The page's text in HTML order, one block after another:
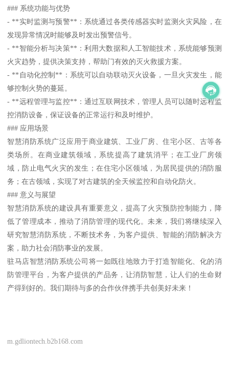
### 系统功能与优势
- **实时监测与预警**：系统通过各类传感器实时监测火灾风险，在
发现异常情况时能够及时发出预警信号。
- **智能分析与决策**：利用大数据和人工智能技术，系统能够预测
火灾趋势，提供决策支持，帮助门有效的灭火救援方案。
- **自动化控制**：系统可以自动联动灭火设备，一旦火灾发生，能
够控制火势的蔓延。
- **远程管理与监控**：通过互联网技术，管理人员可以随时远程监
控消防设备，保证设备的正常运行和及时维护。
### 应用场景
智慧消防系统广泛应用于商业建筑、工业厂房、住宅小区、古等各
类场所。在商业建筑领域，系统提高了建筑消平；在工业厂房领
域，防止电气火灾的发生；在住宅小区领域，为居民提供的消防服
务；在古领域，实现了对古建筑的全天候监控和自动化防火。
### 意义与展望
智慧消防系统的建设具有重要意义，提高了火灾预防控制能力，降
低了管理成本，推动了消防管理的现代化。未来，我们将继续深入
研究智慧消防系统，不断技术务，为客户提供、智能的消防解决方
案，助力社会消防事业的发展。
驻马店智慧消防系统公司将一如既往地致力于打造智能化、化的消
防管理平台，为客户提供的产品务，让消防智慧，让人们的生命财
产得到好的。我们期待与多的合作伙伴携手共创美好未来！
m.gdliontech.b2b168.com